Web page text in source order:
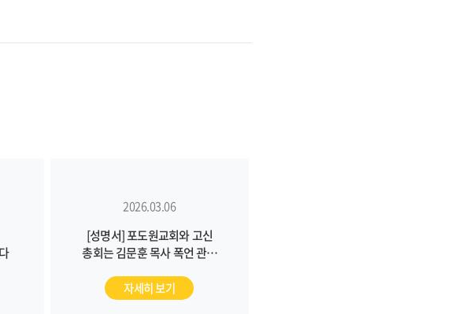
2026.03.06
[성명서] 포도원교회와 고신
총회는 김문훈 목사 폭언 관련
규명과 피해자 회복 조치를 통해
근본적인 문제 해결에 나서야
자세히 보기